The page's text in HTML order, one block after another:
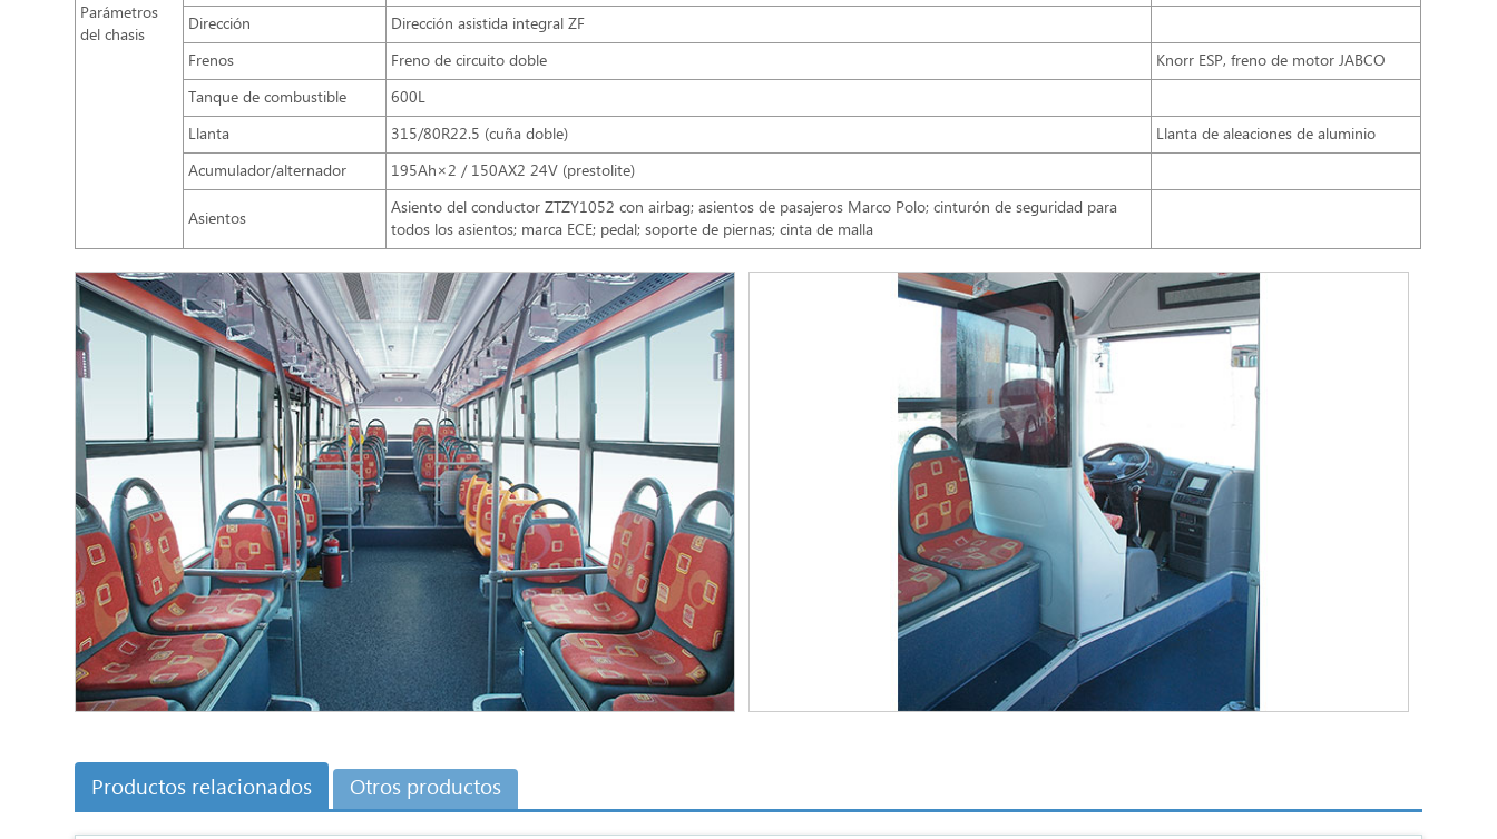
Parámetros
del chasis
Dirección
Dirección asistida integral ZF
Frenos
Freno de circuito doble
Knorr ESP, freno de motor JABCO
Tanque de combustible
600L
Llanta
315/80R22.5 (cuña doble)
Llanta de aleaciones de aluminio
Acumulador/alternador
195Ah×2 / 150AX2 24V (prestolite)
Asientos
Asiento del conductor ZTZY1052 con airbag; asientos de pasajeros Marco Polo; cinturón de seguridad para
todos los asientos; marca ECE; pedal; soporte de piernas; cinta de malla
Productos relacionados Otros productos